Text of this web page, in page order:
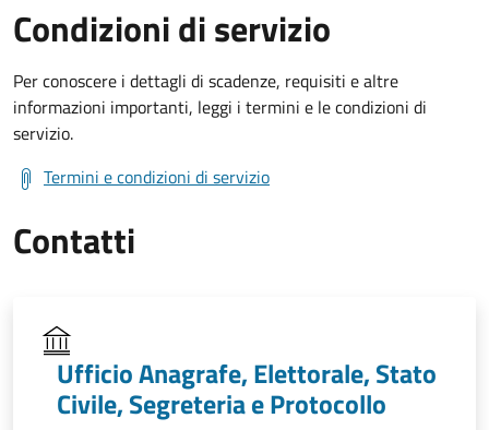
Condizioni di servizio
Per conoscere i dettagli di scadenze, requisiti e altre
informazioni importanti, leggi i termini e le condizioni di
servizio.
Termini e condizioni di servizio
Contatti
Ufficio Anagrafe, Elettorale, Stato
Civile, Segreteria e Protocollo